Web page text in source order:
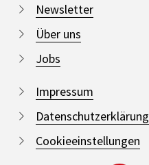
Newsletter
Über uns
Jobs
Impressum
Datenschutzerklärung
Cookieeinstellungen